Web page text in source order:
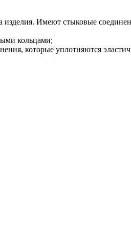
Имеют стыковые
кольцами;
которые уплотняются